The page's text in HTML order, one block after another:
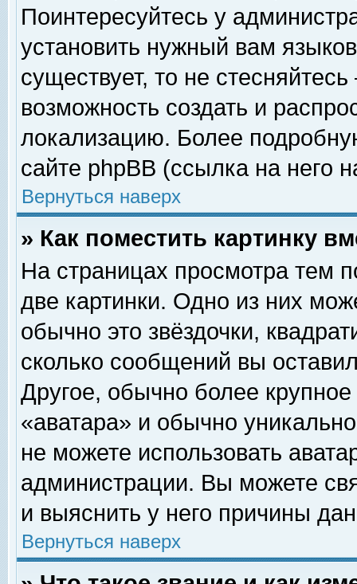
Поинтересуйтесь у
установить нужный вам
существует, то не
возможность создать и
локализацию. Более
сайте phpBB (ссылка на него
Вернуться наверх
» Как поместить картинку
На страницах просмотра тем
две картинки. Одно из них
обычно это звёздочки,
сколько сообщений вы
Другое, обычно более
«аватара» и обычно
не можете использовать
администрации. Вы можете
и выяснить у него причины
Вернуться наверх